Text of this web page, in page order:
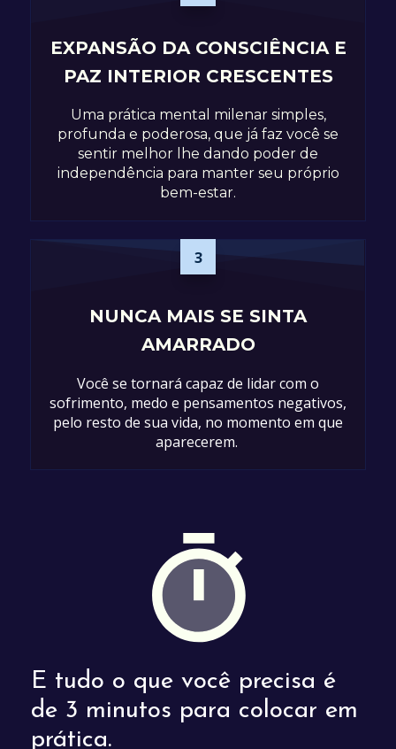
EXPANSÃO DA CONSCIÊNCIA E
PAZ INTERIOR CRESCENTES
Uma prática mental milenar simples,
profunda e poderosa, que já faz você se
sentir melhor lhe dando poder de
independência para manter seu próprio
bem-estar.
3
NUNCA MAIS SE SINTA
AMARRADO
Você se tornará capaz de lidar com o
sofrimento, medo e pensamentos negativos,
pelo resto de sua vida, no momento em que
aparecerem.
E tudo o que você precisa é
de 3 minutos para colocar em
prática.